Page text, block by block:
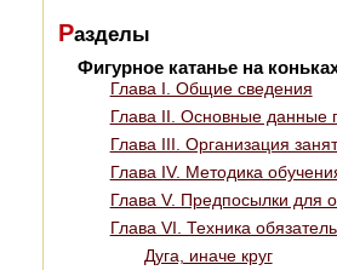
Разделы
Фигурное катанье на
Глава I. Общие сведения
Глава II. Основные данные
Глава III. Организация
Глава IV. Методика
Глава V. Предпосылки для
Глава VI. Техника
Дуга, иначе круг